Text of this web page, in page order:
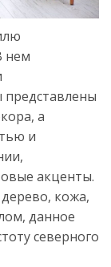
нем
представлены
а
и
акценты.
кожа,
данное
северного